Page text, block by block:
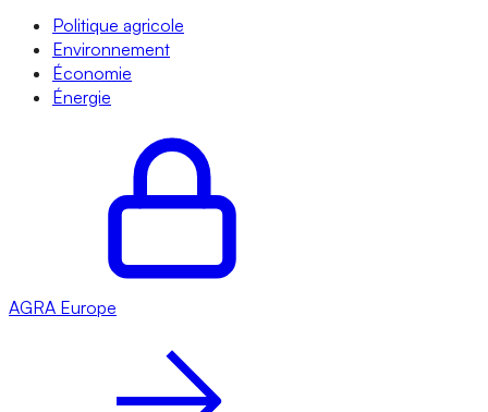
Politique agricole
Environnement
Économie
Énergie
AGRA Europe